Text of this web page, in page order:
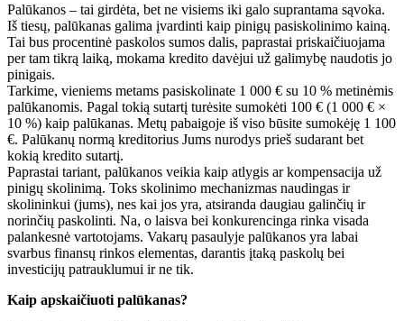
Palūkanos – tai girdėta, bet ne visiems iki galo suprantama sąvoka.
Iš tiesų, palūkanas galima įvardinti kaip pinigų pasiskolinimo kainą.
Tai bus procentinė paskolos sumos dalis, paprastai priskaičiuojama
per tam tikrą laiką, mokama kredito davėjui už galimybę naudotis jo
pinigais.
Tarkime, vieniems metams pasiskolinate 1 000 € su 10 % metinėmis
palūkanomis. Pagal tokią sutartį turėsite sumokėti 100 € (1 000 € ×
10 %) kaip palūkanas. Metų pabaigoje iš viso būsite sumokėję 1 100
€. Palūkanų normą kreditorius Jums nurodys prieš sudarant bet
kokią kredito sutartį.
Paprastai tariant, palūkanos veikia kaip atlygis ar kompensacija už
pinigų skolinimą. Toks skolinimo mechanizmas naudingas ir
skolininkui (jums), nes kai jos yra, atsiranda daugiau galinčių ir
norinčių paskolinti. Na, o laisva bei konkurencinga rinka visada
palankesnė vartotojams. Vakarų pasaulyje palūkanos yra labai
svarbus finansų rinkos elementas, darantis įtaką paskolų bei
investicijų patrauklumui ir ne tik.
Kaip apskaičiuoti palūkanas?